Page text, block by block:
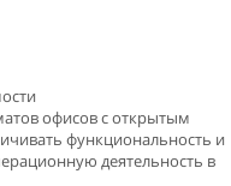
офисов с открытым
функциональность и
деятельность в